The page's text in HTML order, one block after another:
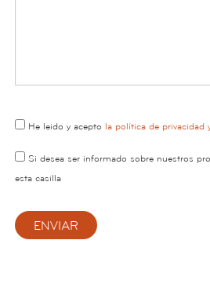
He leido y acepto la política de privacidad
Si desea ser informado sobre nuestros
esta casilla